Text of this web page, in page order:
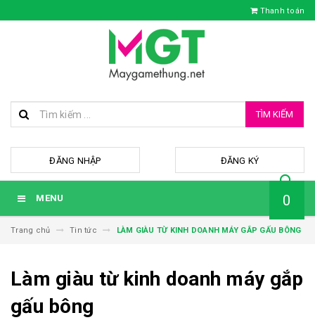
Thanh toán
TÌM KIẾM
ĐĂNG NHẬP ĐĂNG KÝ
MENU 0
Trang chủ Tin tức LÀM GIÀU TỪ KINH DOANH MÁY GẮP GẤU BÔNG
Làm giàu từ kinh doanh máy gắp
gấu bông